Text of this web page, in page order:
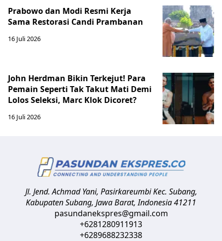
Prabowo dan Modi Resmi Kerja
Sama Restorasi Candi Prambanan
16 Juli 2026
John Herdman Bikin Terkejut! Para
Pemain Seperti Tak Takut Mati Demi
Lolos Seleksi, Marc Klok Dicoret?
16 Juli 2026
Jl. Jend. Achmad Yani, Pasirkareumbi Kec. Subang,
Kabupaten Subang, Jawa Barat,Indonesia41211
pasundanekspres@gmail.com
+6281280911913
+6289688232338